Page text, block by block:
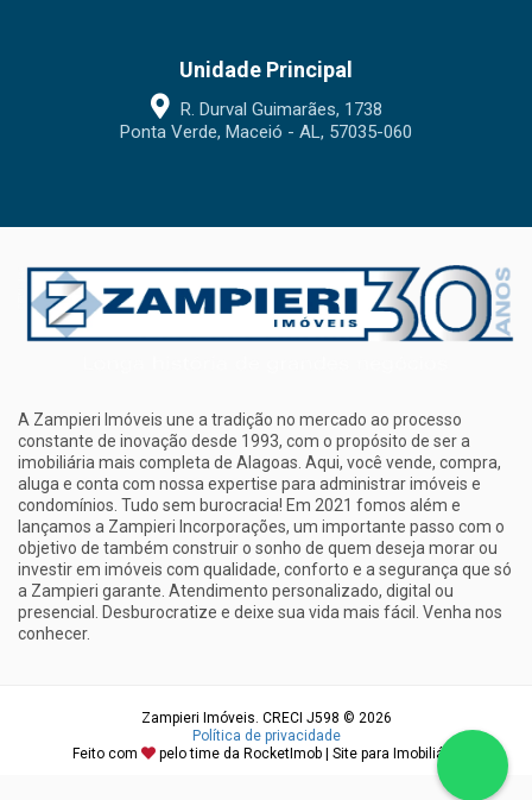
Unidade Principal
R. Durval Guimarães, 1738
Ponta Verde, Maceió - AL, 57035-060
A Zampieri Imóveis une a tradição no mercado ao processo
constante de inovação desde 1993, com o propósito de ser a
imobiliária mais completa de Alagoas. Aqui, você vende, compra,
aluga e conta com nossa expertise para administrar imóveis e
condomínios. Tudo sem burocracia! Em 2021 fomos além e
lançamos a Zampieri Incorporações, um importante passo com o
objetivo de também construir o sonho de quem deseja morar ou
investir em imóveis com qualidade, conforto e a segurança que só
a Zampieri garante. Atendimento personalizado, digital ou
presencial. Desburocratize e deixe sua vida mais fácil. Venha nos
conhecer.
Zampieri Imóveis. CRECI J598 © 2026
Política de privacidade
Feito com
pelo time da RocketImob | Site para Imobiliária